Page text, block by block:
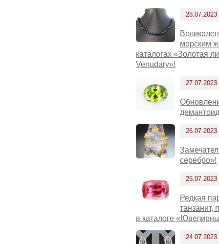
28.07.2023
морским
каталогах «Золотая
Venudary»!
27.07.2023
26.07.2023
серебро»!
25.07.2023
Редкая
танзанит,
в каталоге
24.07.2023